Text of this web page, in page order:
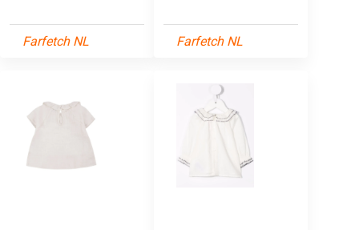
Farfetch NL Farfetch NL